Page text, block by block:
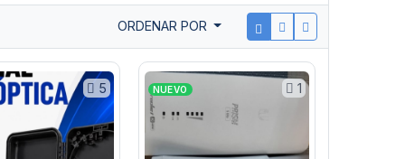
ORDENAR POR
5 1
NUEVO